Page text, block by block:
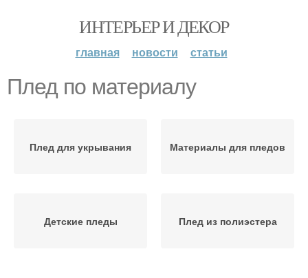
ИНТЕРЬЕР И ДЕКОР
главная новости статьи
Плед по материалу
Плед для укрывания Материалы для пледов
Детские пледы Плед из полиэстера